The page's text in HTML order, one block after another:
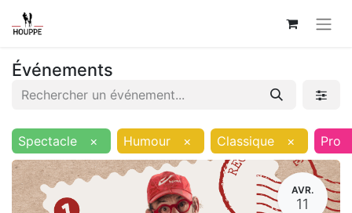
Événements
Spectacle × Humour × Classique × Pro
AVR.
11